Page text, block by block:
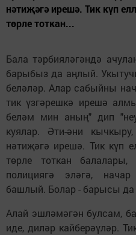
нәтиҗәгә ирешә. Тик күп
төрле тоткан...
Бала тәрбияләгәндә
барыбыз да аңлый.
беләләр. Алар сабыйны
тик үзгәрешкә ирешә
беләм мин аның" дип
куялар. Әти-әни
нәтиҗәгә ирешә. Тик күп
төрле тоткан
полициягә эләгә,
башлый. Болар - барысы да
Алай эшләмәгән булсам,
иде, диләр кайберәүләр.